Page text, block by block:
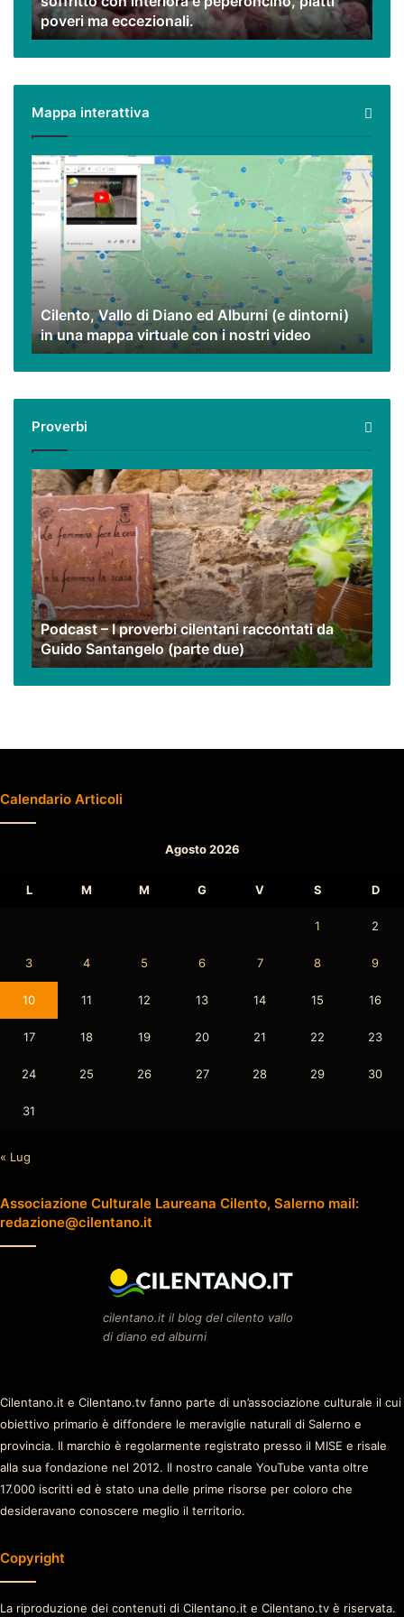
interiora
e
peperoncino,
ma
eccezionali.
poveri ma eccezionali.
Mappa interattiva
Cilento,
Vallo
di
Diano
ed
Alburni
(e
dintorni)
una
mappa
virtuale
nostri
video
Cilento, Vallo di Diano ed Alburni (e dintorni)
in una mappa virtuale con i nostri video
Proverbi
Podcast
–
I
proverbi
cilentani
raccontati
da
Guido
Santangelo
(parte
due)
Podcast – I proverbi cilentani raccontati da
Guido Santangelo (parte due)
Calendario Articoli
Agosto 2026
L M M G V S D
1 2
3 4 5 6 7 8 9
10 11 12 13 14 15 16
17 18 19 20 21 22 23
24 25 26 27 28 29 30
31
« Lug
Associazione Culturale Laureana Cilento, Salerno mail:
redazione@cilentano.it
cilentano.it il blog del cilento vallo
di diano ed alburni
Cilentano.it e Cilentano.tv fanno parte di un’associazione culturale il cui
obiettivo primario è diffondere le meraviglie naturali di Salerno e
provincia. Il marchio è regolarmente registrato presso il MISE e risale
alla sua fondazione nel 2012. Il nostro canale YouTube vanta oltre
17.000 iscritti ed è stato una delle prime risorse per coloro che
desideravano conoscere meglio il territorio.
Copyright
La riproduzione dei contenuti di Cilentano.it e Cilentano.tv è riservata.